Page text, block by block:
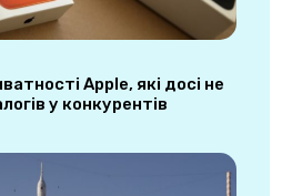
Apple, які досі не
у конкурентів